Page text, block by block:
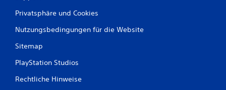
Privatsphäre und Cookies
Nutzungsbedingungen für die Website
Sitemap
PlayStation Studios
Rechtliche Hinweise